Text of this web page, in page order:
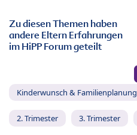
Zu diesen Themen haben
andere Eltern Erfahrungen
im HiPP Forum geteilt
Kinderwunsch & Familienplanung
2. Trimester 3. Trimester